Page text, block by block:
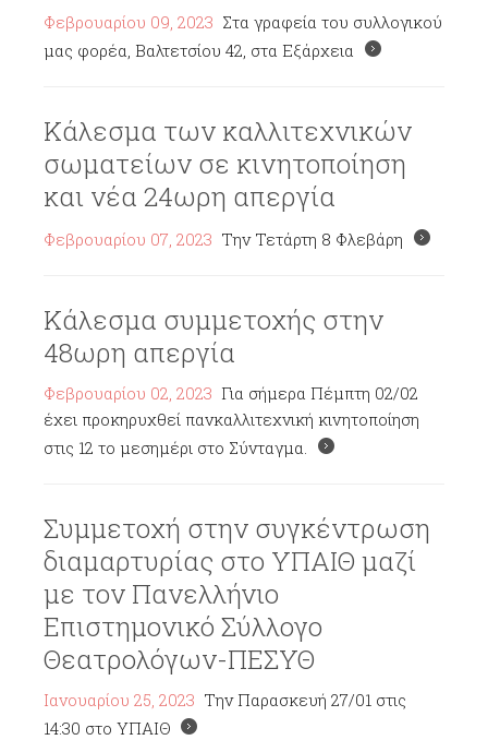
Φεβρουαρίου 09, 2023 Στα γραφεία του συλλογικού
μας φορέα, Βαλτετσίου 42, στα Εξάρχεια
Κάλεσμα των καλλιτεχνικών
σωματείων σε κινητοποίηση
και νέα 24ωρη απεργία
Φεβρουαρίου 07, 2023 Την Τετάρτη 8 Φλεβάρη
Κάλεσμα συμμετοχής στην
48ωρη απεργία
Φεβρουαρίου 02, 2023 Για σήμερα Πέμπτη 02/02
έχει προκηρυχθεί πανκαλλιτεχνική κινητοποίηση
στις 12 το μεσημέρι στο Σύνταγμα.
Συμμετοχή στην συγκέντρωση
διαμαρτυρίας στο ΥΠΑΙΘ μαζί
με τον Πανελλήνιο
Επιστημονικό Σύλλογο
Θεατρολόγων-ΠΕΣΥΘ
Ιανουαρίου 25, 2023 Την Παρασκευή 27/01 στις
14:30 στο ΥΠΑΙΘ